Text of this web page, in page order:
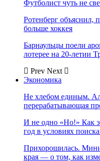
Футболист чуть не
Ротенберг объяснил,
больше хоккея
Барнаульцы поели
лотерее на 20-летии
Prev Next
Экономика
Не хлебом единым.
перерабатывающая
И не одно «Но!» Как
год в условиях
Прихорошилась.
края — о том, как